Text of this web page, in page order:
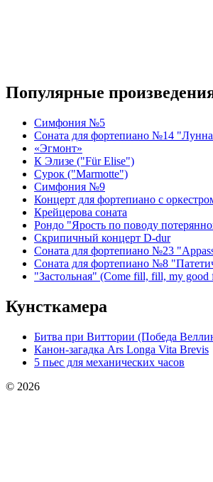
Популярные
Симфония №5
Соната для фортепиано №14
«Эгмонт»
К Элизе ("Für Elise")
Сурок ("Marmotte")
Симфония №9
Концерт для фортепиано с
Крейцерова соната
Рондо "Ярость по поводу
Скрипичный концерт D-dur
Соната для фортепиано №23
Соната для фортепиано №8
"Застольная" (Come fill, fill, my
Кунсткамера
Битва при Виттории (Победа
Канон-загадка Ars Longa Vita Brevis
5 пьес для механических часов
© 2026